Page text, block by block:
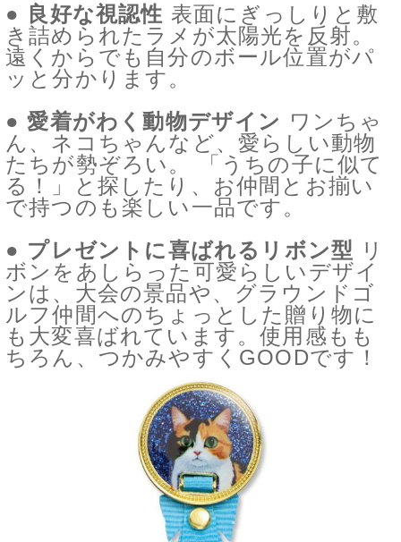
● 良好な視認性 表面にぎっしりと敷
き詰められたラメが太陽光を反射。
遠くからでも自分のボール位置がパ
ッと分かります。
● 愛着がわく動物デザイン ワンちゃ
ん、ネコちゃんなど、愛らしい動物
たちが勢ぞろい。 「うちの子に似て
る！」と探したり、お仲間とお揃い
で持つのも楽しい一品です。
● プレゼントに喜ばれるリボン型 リ
ボンをあしらった可愛らしいデザイ
ンは、大会の景品や、グラウンドゴ
ルフ仲間へのちょっとした贈り物に
も大変喜ばれています。使用感もも
ちろん、つかみやすくGOODです！